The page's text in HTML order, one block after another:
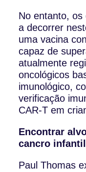
No entanto,
a decorrer
uma vacina
capaz de
atualmente
oncológicos
imunológico,
verificação
CAR-T em
Encontrar
cancro infantil
Paul Thomas